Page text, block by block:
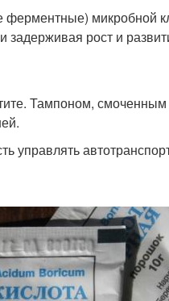
ферментные) микробной
задерживая рост и
Тампоном,
управлять